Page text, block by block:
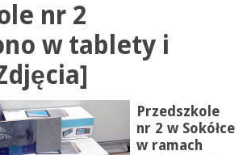
nr 2
w tablety i
Przedszkole
nr 2 w Sokółce
w ramach